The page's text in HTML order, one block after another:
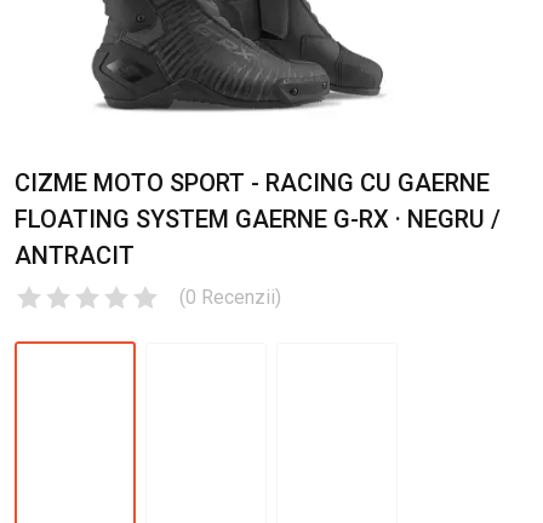
CIZME MOTO SPORT - RACING CU GAERNE
FLOATING SYSTEM GAERNE G-RX · NEGRU /
ANTRACIT
(0 Recenzii)